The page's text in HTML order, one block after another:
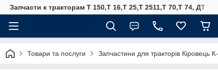
Запчасти к тракторам Т 150,Т 16,Т 25,Т 2511,Т 70,Т 74, ДТ
Товари та послуги Запчастини для тракторів Кіровець